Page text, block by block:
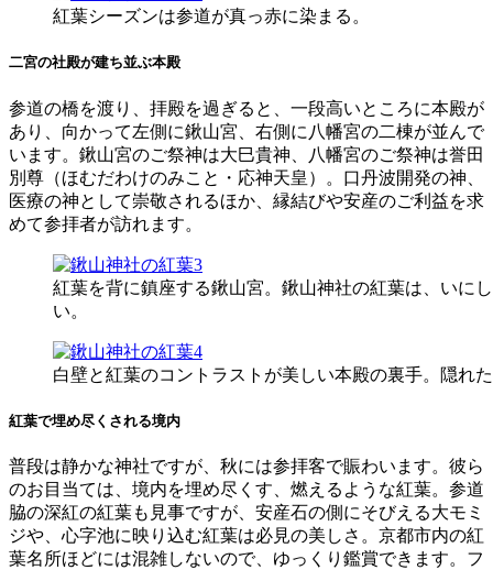
紅葉シーズンは参道が真っ赤に染まる。
二宮の社殿が建ち並ぶ本殿
参道の橋を渡り、拝殿を過ぎると、一段高いところに本殿が
あり、向かって左側に鍬山宮、右側に八幡宮の二棟が並んで
います。鍬山宮のご祭神は大巳貴神、八幡宮のご祭神は誉田
別尊（ほむだわけのみこと・応神天皇）。口丹波開発の神、
医療の神として崇敬されるほか、縁結びや安産のご利益を求
めて参拝者が訪れます。
紅葉を背に鎮座する鍬山宮。鍬山神社の紅葉は、いに
い。
白壁と紅葉のコントラストが美しい本殿の裏手。隠れ
紅葉で埋め尽くされる境内
普段は静かな神社ですが、秋には参拝客で賑わいます。彼ら
のお目当ては、境内を埋め尽くす、燃えるような紅葉。参道
脇の深紅の紅葉も見事ですが、安産石の側にそびえる大モミ
ジや、心字池に映り込む紅葉は必見の美しさ。京都市内の紅
葉名所ほどには混雑しないので、ゆっくり鑑賞できます。フ